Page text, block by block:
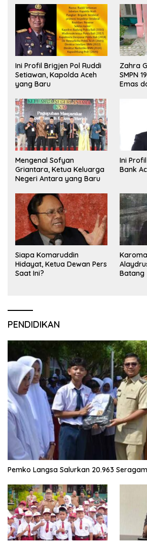
Ini Profil Brigjen Pol Ruddi
Setiawan, Kapolda Aceh
yang Baru
Zahra
SMPN
Emas
Mengenal Sofyan
Griantara, Ketua Keluarga
Negeri Antara yang Baru
Ini
Bank
Siapa Komaruddin
Hidayat, Ketua Dewan Pers
Saat Ini?
Batang
PENDIDIKAN
Pemko Langsa Salurkan 20.963